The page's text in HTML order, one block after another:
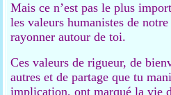
Mais ce n’est pas le plus
les valeurs humanistes de
rayonner autour de toi.
Ces valeurs de rigueur, de
autres et de partage que tu
implication, ont marqué la vie